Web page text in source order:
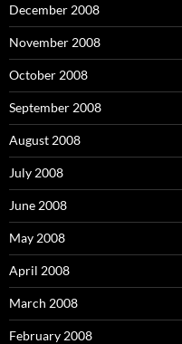
December 2008
November 2008
October 2008
September 2008
August 2008
July 2008
June 2008
May 2008
April 2008
March 2008
February 2008